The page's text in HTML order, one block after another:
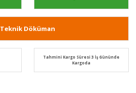
Teknik Döküman
Tahmini Kargo Süresi 3 İş Gününde
Kargoda